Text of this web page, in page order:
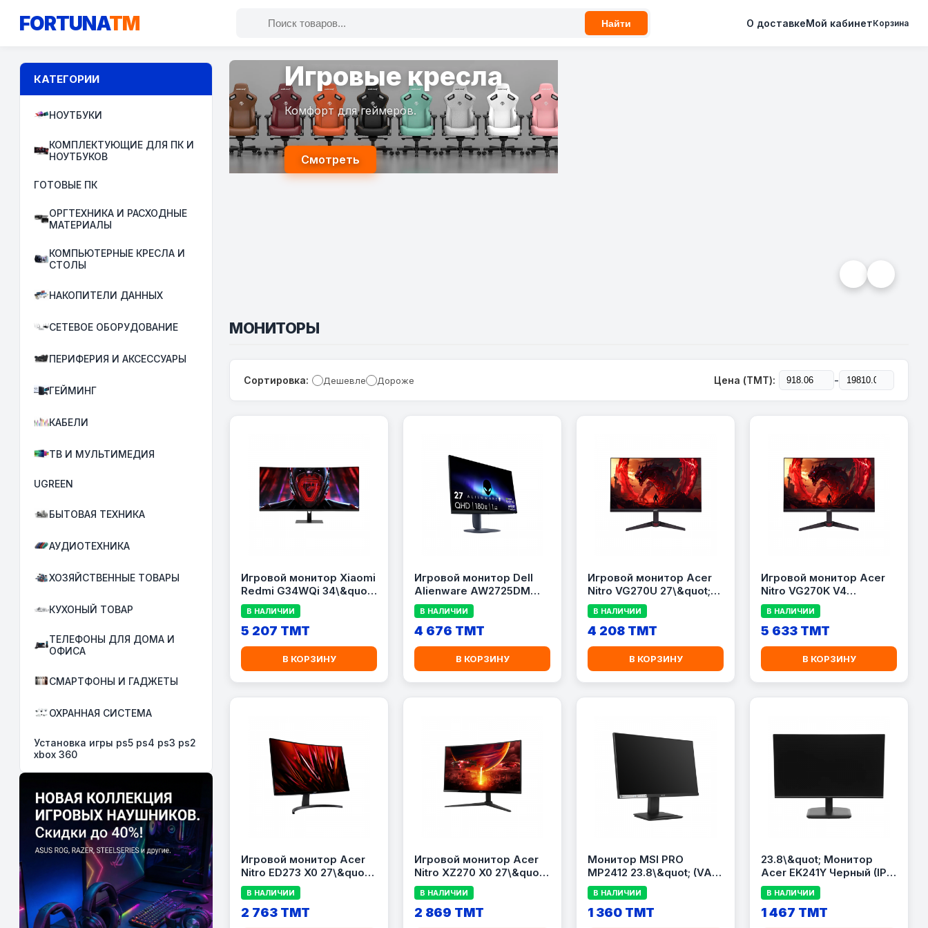
FORTUNATM Найти О доставкеМой кабинетКорзина
КАТЕГОРИИ
НОУТБУКИ
КОМПЛЕКТУЮЩИЕ ДЛЯ ПК И
НОУТБУКОВ
ГОТОВЫЕ ПК
ОРГТЕХНИКА И РАСХОДНЫЕ
МАТЕРИАЛЫ
КОМПЬЮТЕРНЫЕ КРЕСЛА И
СТОЛЫ
НАКОПИТЕЛИ ДАННЫХ
СЕТЕВОЕ ОБОРУДОВАНИЕ
ПЕРИФЕРИЯ И АКСЕССУАРЫ
ГЕЙМИНГ
КАБЕЛИ
ТВ И МУЛЬТИМЕДИЯ
UGREEN
БЫТОВАЯ ТЕХНИКА
АУДИОТЕХНИКА
ХОЗЯЙСТВЕННЫЕ ТОВАРЫ
КУХОНЫЙ ТОВАР
ТЕЛЕФОНЫ ДЛЯ ДОМА И
ОФИСА
СМАРТФОНЫ И ГАДЖЕТЫ
ОХРАННАЯ СИСТЕМА
Установка игры ps5 ps4 ps3 ps2
xbox 360
Игровые кресла
Комфорт для геймеров.
Смотреть
МОНИТОРЫ
Сортировка: Дешевле Дороже Цена (TMT): -
Игровой монитор Xiaomi
Redmi G34WQi 34\&quot;
Curved VA, WQHD
(3440×1440), 180 Гц, 1 мс,
Black
В НАЛИЧИИ
5 207 TMT
В КОРЗИНУ
Игровой монитор Dell
Alienware AW2725DM
27\&quot;, IPS, QHD, 180
Гц, 1 мс, Black
В НАЛИЧИИ
4 676 TMT
В КОРЗИНУ
Игровой монитор Acer
Nitro VG270U 27\&quot;
IPS, WQHD (2560×1440),
320 Гц, 0.5 мс, Black
В НАЛИЧИИ
4 208 TMT
В КОРЗИНУ
Игровой монитор Acer
Nitro VG270K V4
27\&quot; IPS, WQHD
(3440×1440), 160–320 Гц,
0.5 мс, Black
В НАЛИЧИИ
5 633 TMT
В КОРЗИНУ
Игровой монитор Acer
Nitro ED273 X0 27\&quot;
Curved VA, Full HD, 200
Гц, 1 мс, Black
В НАЛИЧИИ
2 763 TMT
Игровой монитор Acer
Nitro XZ270 X0 27\&quot;
Curved 200Hz 1ms Black
В НАЛИЧИИ
2 869 TMT
Монитор MSI PRO
MP2412 23.8\&quot; (VA,
1920x1080, 100Hz, 1ms,
HDMI, DP, черный)
В НАЛИЧИИ
1 360 TMT
23.8\&quot; Монитор
Acer EK241Y Черный (IPS,
1920x1080, 144Hz, 1ms,
HDMI, Dynamic Speakers)
[UM.QE1SG.601]
В НАЛИЧИИ
1 467 TMT